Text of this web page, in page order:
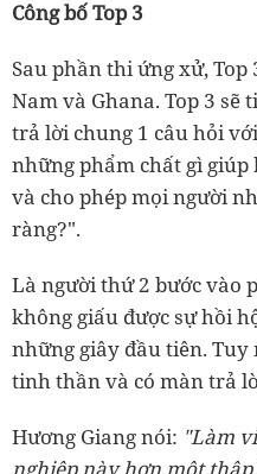
Công bố Top 3
Sau phần thi ứng xử, Top
Nam và Ghana. Top 3
trả lời chung 1 câu hỏi
những phẩm chất gì
và cho phép mọi người
ràng?".
Là người thứ 2 bước vào
không giấu được sự hồi
những giây đầu tiên.
tinh thần và có màn trả
Hương Giang nói: "Làm